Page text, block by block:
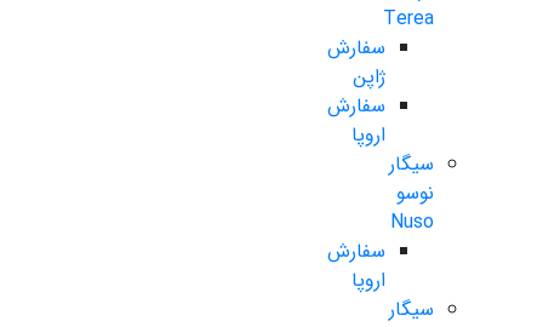
Terea
سفارش
ژاپن
سفارش
اروپا
سیگار
نوسو
Nuso
سفارش
اروپا
سیگار